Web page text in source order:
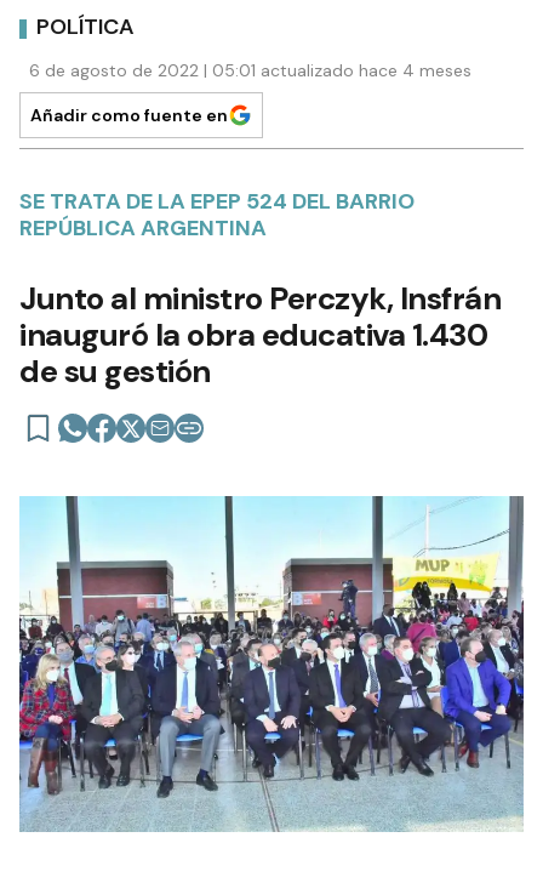
POLÍTICA
6 de agosto de 2022 | 05:01 actualizado hace 4 meses
Añadir como fuente en
SE TRATA DE LA EPEP 524 DEL BARRIO
REPÚBLICA ARGENTINA
Junto al ministro Perczyk, Insfrán
inauguró la obra educativa 1.430
de su gestión